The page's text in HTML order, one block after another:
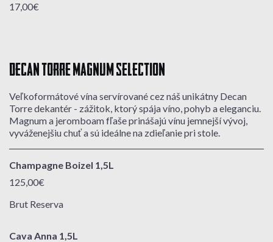
17,00€
DECAN TORRE MAGNUM SELECTION
Veľkoformátové vína servírované cez náš unikátny Decan
Torre dekantér - zážitok, ktorý spája víno, pohyb a eleganciu.
Magnum a jeromboam fľaše prinášajú vínu jemnejší vývoj,
vyváženejšiu chuť a sú ideálne na zdieľanie pri stole.
Champagne Boizel 1,5L
125,00€
Brut Reserva
Cava Anna 1,5L